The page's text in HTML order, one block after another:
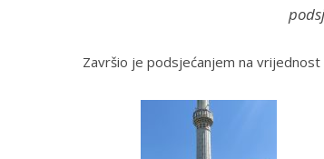
Završio je podsjećanjem na